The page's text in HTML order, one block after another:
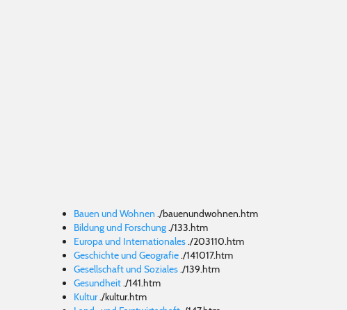
Bauen und Wohnen ./bauenundwohnen.htm
Bildung und Forschung./133.htm
Europa und Internationales./203110.htm
Geschichte und Geografie./141017.htm
Gesellschaft und Soziales./139.htm
Gesundheit./141.htm
Kultur./kultur.htm